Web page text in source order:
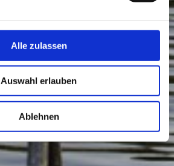
Alle zulassen
Auswahl erlauben
Ablehnen